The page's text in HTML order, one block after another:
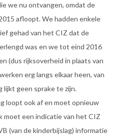
we nu ontvangen, omdat de
afloopt. We hadden enkele
gehad van het CIZ dat de
was en we tot eind 2016
(dus rijksoverheid in plaats van
erg langs elkaar heen, van
lijkt geen sprake te zijn.
loopt ook af en moet opnieuw
moet een indicatie van het CIZ
(van de kinderbijslag) informatie